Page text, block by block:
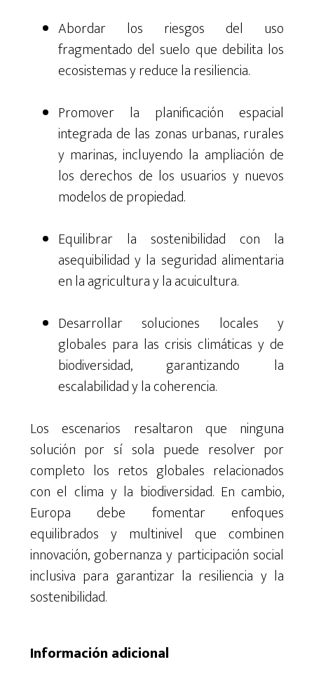
Abordar los riesgos del uso
fragmentado del suelo que debilita los
ecosistemas y reduce la resiliencia.
Promover la planificación espacial
integrada de las zonas urbanas, rurales
y marinas, incluyendo la ampliación de
los derechos de los usuarios y nuevos
modelos de propiedad.
Equilibrar la sostenibilidad con la
asequibilidad y la seguridad alimentaria
en la agricultura y la acuicultura.
Desarrollar soluciones locales y
globales para las crisis climáticas y de
biodiversidad, garantizando la
escalabilidad y la coherencia.
Los escenarios resaltaron que ninguna
solución por sí sola puede resolver por
completo los retos globales relacionados
con el clima y la biodiversidad. En cambio,
Europa debe fomentar enfoques
equilibrados y multinivel que combinen
innovación, gobernanza y participación social
inclusiva para garantizar la resiliencia y la
sostenibilidad.
Información adicional